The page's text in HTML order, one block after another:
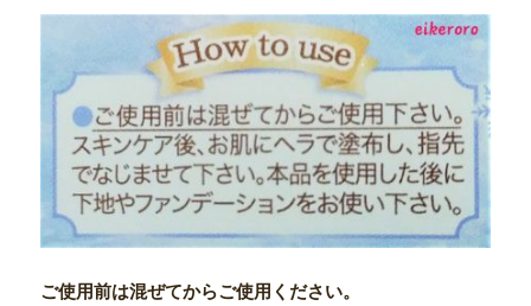
ご使用前は混ぜてからご使用ください。